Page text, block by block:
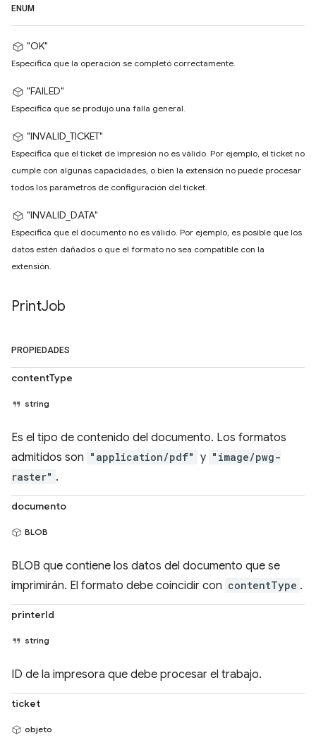
ENUM
"OK"
Especifica que la operación se completó correctamente.
"FAILED"
Especifica que se produjo una falla general.
"INVALID_TICKET"
Especifica que el ticket de impresión no es válido. Por ejemplo, el ticket no
cumple con algunas capacidades, o bien la extensión no puede procesar
todos los parámetros de configuración del ticket.
"INVALID_DATA"
Especifica que el documento no es válido. Por ejemplo, es posible que los
datos estén dañados o que el formato no sea compatible con la
extensión.
PrintJob
PROPIEDADES
contentType
string
Es el tipo de contenido del documento. Los formatos
admitidos son "application/pdf" y "image/pwg-
raster" .
documento
BLOB
BLOB que contiene los datos del documento que se
imprimirán. El formato debe coincidir con contentType .
printerId
string
ID de la impresora que debe procesar el trabajo.
ticket
objeto